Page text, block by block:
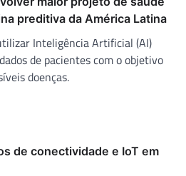
preditiva da América Latina
Inteligência Artificial (AI)
de pacientes com o objetivo
doenças.
de conectividade e IoT em